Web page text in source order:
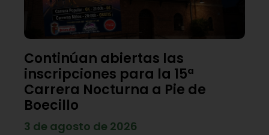
Continúan abiertas las
inscripciones para la 15ª
Carrera Nocturna a Pie de
Boecillo
3 de agosto de 2026